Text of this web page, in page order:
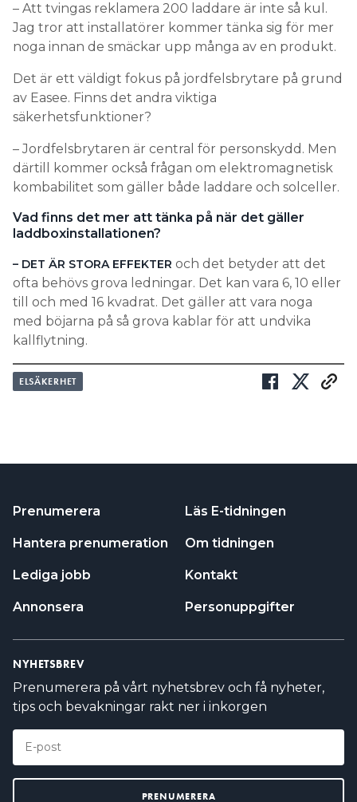
– Att tvingas reklamera 200 laddare är inte så kul.
Jag tror att installatörer kommer tänka sig för mer
noga innan de smäckar upp många av en produkt.
Det är ett väldigt fokus på jordfelsbrytare på grund
av Easee. Finns det andra viktiga
säkerhetsfunktioner?
– Jordfelsbrytaren är central för personskydd. Men
därtill kommer också frågan om elektromagnetisk
kombabilitet som gäller både laddare och solceller.
Vad finns det mer att tänka på när det gäller
laddboxinstallationen?
– DET ÄR STORA EFFEKTER och det betyder att det
ofta behövs grova ledningar. Det kan vara 6, 10 eller
till och med 16 kvadrat. Det gäller att vara noga
med böjarna på så grova kablar för att undvika
kallflytning.
ELSÄKERHET
Prenumerera
Hantera prenumeration
Lediga jobb
Annonsera
Läs E-tidningen
Om tidningen
Kontakt
Personuppgifter
NYHETSBREV
Prenumerera på vårt nyhetsbrev och få nyheter,
tips och bevakningar rakt ner i inkorgen